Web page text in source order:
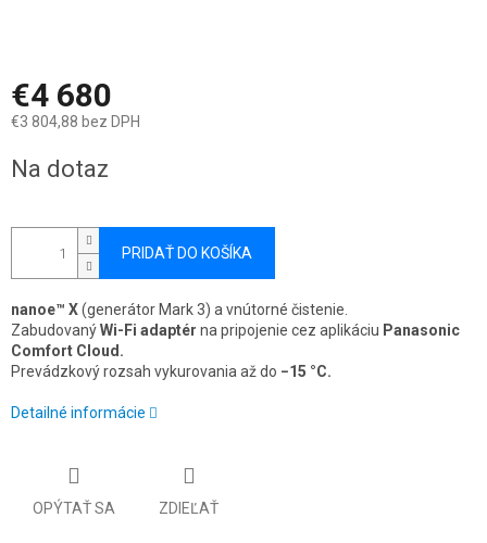
€4 680
€3 804,88 bez DPH
cena:
Na dotaz
PRIDAŤ DO KOŠÍKA
nanoe™ X(generátor Mark 3) a vnútorné čistenie.
ZabudovanýWi-Fi adaptér na pripojenie cez aplikáciu Panasonic
Comfort Cloud.
Prevádzkový rozsah vykurovania až do −15 °C.
Detailné informácie
OPÝTAŤ SA ZDIEĽAŤ